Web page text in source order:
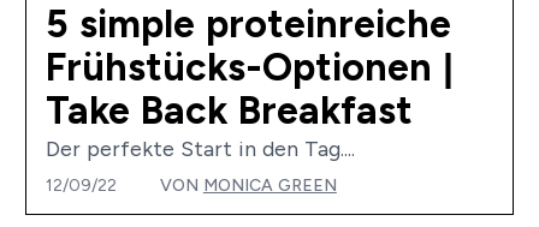
5 simple proteinreiche
Frühstücks-Optionen |
Take Back Breakfast
Der perfekte Start in den Tag....
12/09/22 VON MONICA GREEN